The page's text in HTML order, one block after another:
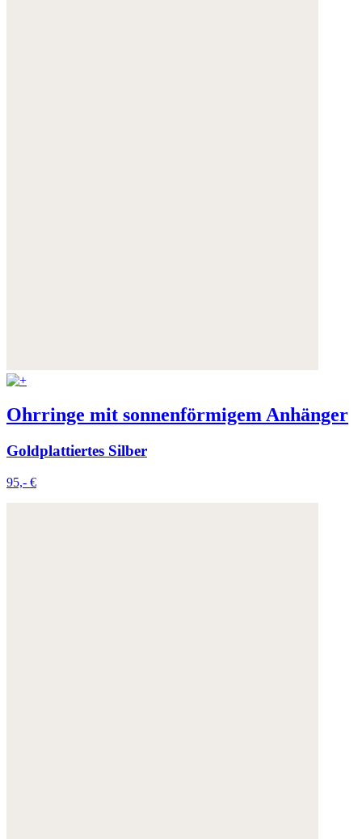
Ohrringe mit sonnenförmigem Anhänger
Goldplattiertes Silber
95,- €